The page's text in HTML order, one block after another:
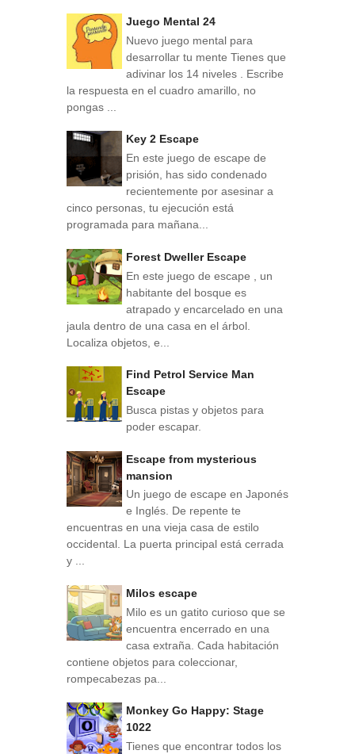
Juego Mental 24
Nuevo juego mental para
desarrollar tu mente Tienes que
adivinar los 14 niveles . Escribe
la respuesta en el cuadro amarillo, no
pongas ...
Key 2 Escape
En este juego de escape de
prisión, has sido condenado
recientemente por asesinar a
cinco personas, tu ejecución está
programada para mañana...
Forest Dweller Escape
En este juego de escape , un
habitante del bosque es
atrapado y encarcelado en una
jaula dentro de una casa en el árbol.
Localiza objetos, e...
Find Petrol Service Man
Escape
Busca pistas y objetos para
poder escapar.
Escape from mysterious
mansion
Un juego de escape en Japonés
e Inglés. De repente te
encuentras en una vieja casa de estilo
occidental. La puerta principal está cerrada
y ...
Milos escape
Milo es un gatito curioso que se
encuentra encerrado en una
casa extraña. Cada habitación
contiene objetos para coleccionar,
rompecabezas pa...
Monkey Go Happy: Stage
1022
Tienes que encontrar todos los